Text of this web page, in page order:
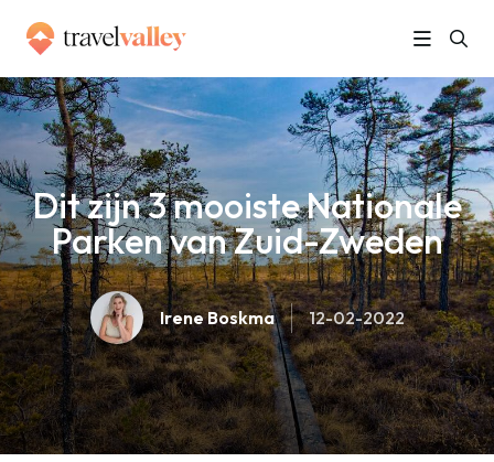
Home »
Dit zijn 3 mooiste Nationale
Parken van Zuid-Zweden
Irene Boskma 12-02-2022